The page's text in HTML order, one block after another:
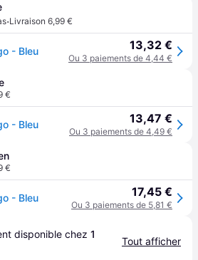
·Livraison 6,99 €
- Bleu 13,32 €
Ou 3 paiements de 4,44 €
€
- Bleu 13,47 €
Ou 3 paiements de 4,49 €
€
- Bleu 17,45 €
Ou 3 paiements de 5,81 €
disponible chez 1
Tout afficher